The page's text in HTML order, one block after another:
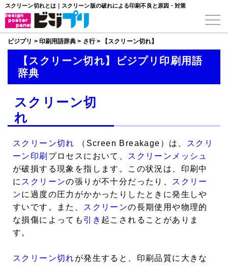
スクリーン切れとは｜スクリーン版の破れによる印刷不良と原因・対策
ビジプリ > 印刷用語辞典 > さ行> 【スクリーン切れ】
【スクリーン切れ】ビジプリ印刷用語
辞典
スクリーン切
れ
スクリーン切れ （Screen Breakage）は、
スクリ
ーン印刷 プロセスにおいて、
スクリーンメッシュ
が破損する現象を指します。この状況は、印刷中
に スクリーンの張りが不十分だったり、
スクリー
ンに過度の圧力がかかったりしたときに発生しや
すいです。また、
スクリーンの長期使用や物理的
な損傷によっても 引き 起こされることがありま
す。
スクリーン切れが発生すると、印刷品質に大きな